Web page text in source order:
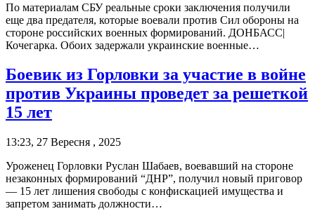
По материалам СБУ реальные сроки заключения получили
еще два предателя, которые воевали против Сил обороны на
стороне российских военных формирований. ДОНБАСС|
Кочегарка. Обоих задержали украинские военные…
Боевик из Горловки за участие в войне
против Украины проведет за решеткой
15 лет
13:23, 27 Вересня , 2025
Уроженец Горловки Руслан Шабаев, воевавший на стороне
незаконных формирований “ДНР”, получил новый приговор
— 15 лет лишения свободы с конфискацией имущества и
запретом занимать должности…